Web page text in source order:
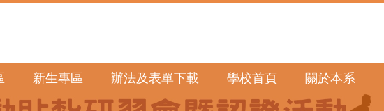
新生專區 辦法及表單下載 學校首頁 關於本系